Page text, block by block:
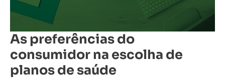
As preferências do
consumidor na escolha de
planos de saúde